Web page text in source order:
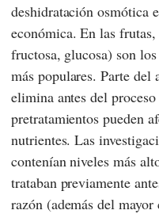
deshidratación osmótica
económica. En las
fructosa, glucosa) son
más populares. Parte del
elimina antes del
pretratamientos pueden
nutrientes. Las
contenían niveles más
trataban previamente
razón (además del